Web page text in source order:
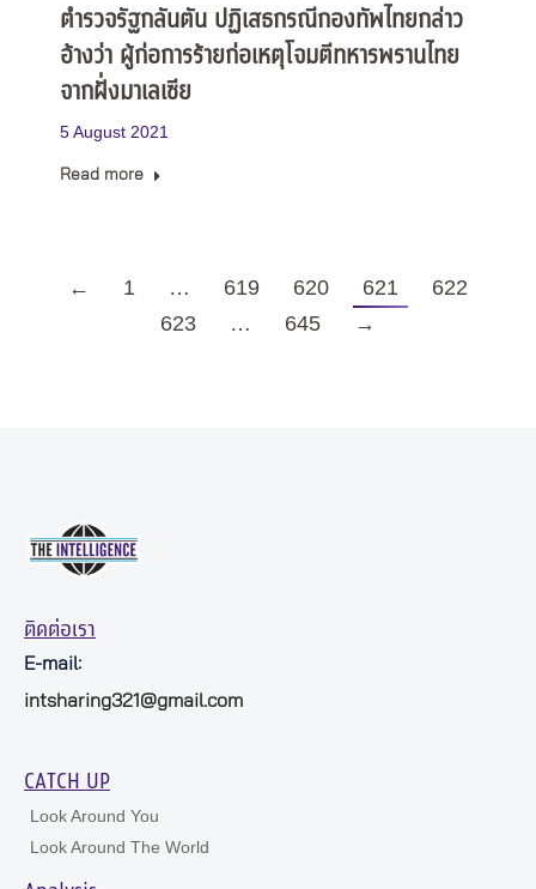
ตำรวจรัฐกลันตัน ปฏิเสธกรณีกองทัพไทยกล่าว
อ้างว่า ผู้ก่อการร้ายก่อเหตุโจมตีทหารพรานไทย
จากฝั่งมาเลเซีย
5 August 2021
Read more
← 1 … 619 620 621
622
623
… 645 →
ติดต่อเรา
E-mail:
intsharing321@gmail.com
CATCH UP
Look Around You
Look Around The World